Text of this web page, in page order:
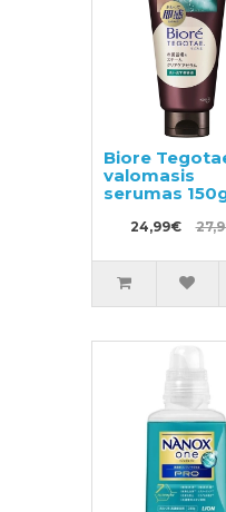
Biore
valomasis
serumas
24,99€